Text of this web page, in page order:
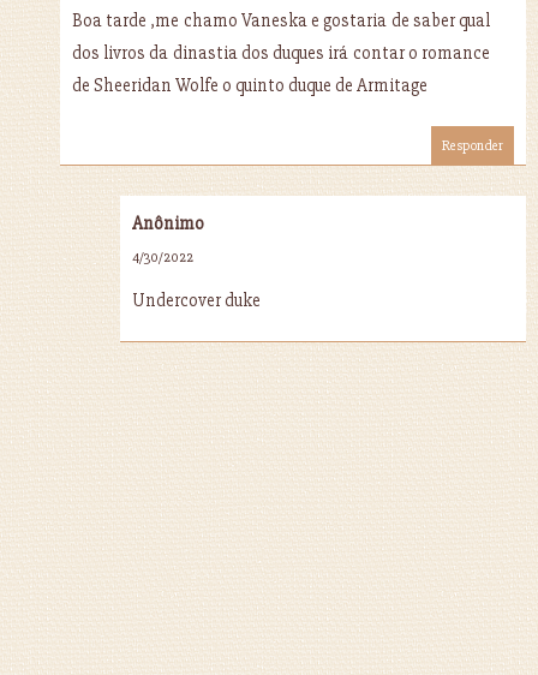
Boa tarde ,me chamo Vaneska e gostaria de saber qual
dos livros da dinastia dos duques irá contar o romance
de Sheeridan Wolfe o quinto duque de Armitage
Responder
Anônimo
4/30/2022
Undercover duke